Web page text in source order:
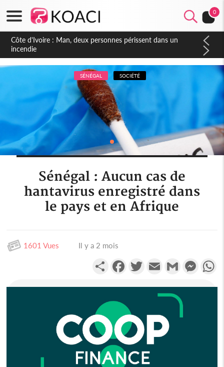
0
Côte d'Ivoire : Séileu, la célébration de la fête nationale
transformée en vaste campagne contre les produits
dépigmentants dangereux
SÉNÉGAL SOCIÉTÉ
Sénégal : Aucun cas de
hantavirus enregistré dans
le pays et en Afrique
1601 Vues Il y a 2 mois
PartagerFacebookTwitterEmail Gmail